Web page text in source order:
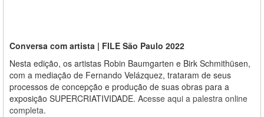
Conversa com artista | FILE São Paulo 2022
Nesta edição, os artistas Robin Baumgarten e Birk Schmithüsen,
com a mediação de Fernando Velázquez, trataram de seus
processos de concepção e produção de suas obras para a
exposição SUPERCRIATIVIDADE. Acesse aqui a palestra online
completa.